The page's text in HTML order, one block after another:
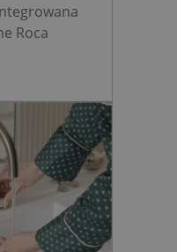
Roca
w
szybkich